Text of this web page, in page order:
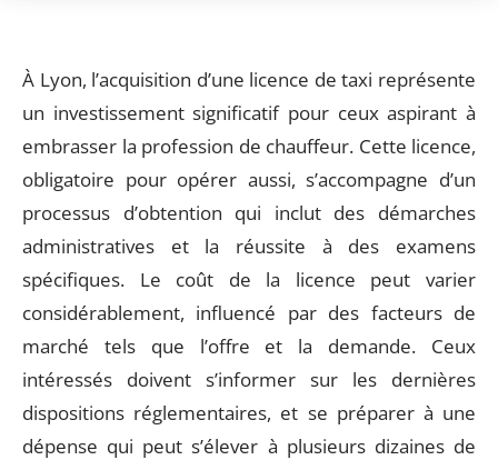
À Lyon, l’acquisition d’une licence de taxi représente
un investissement significatif pour ceux aspirant à
embrasser la profession de chauffeur. Cette licence,
obligatoire pour opérer aussi, s’accompagne d’un
processus d’obtention qui inclut des démarches
administratives et la réussite à des examens
spécifiques. Le coût de la licence peut varier
considérablement, influencé par des facteurs de
marché tels que l’offre et la demande. Ceux
intéressés doivent s’informer sur les dernières
dispositions réglementaires, et se préparer à une
dépense qui peut s’élever à plusieurs dizaines de